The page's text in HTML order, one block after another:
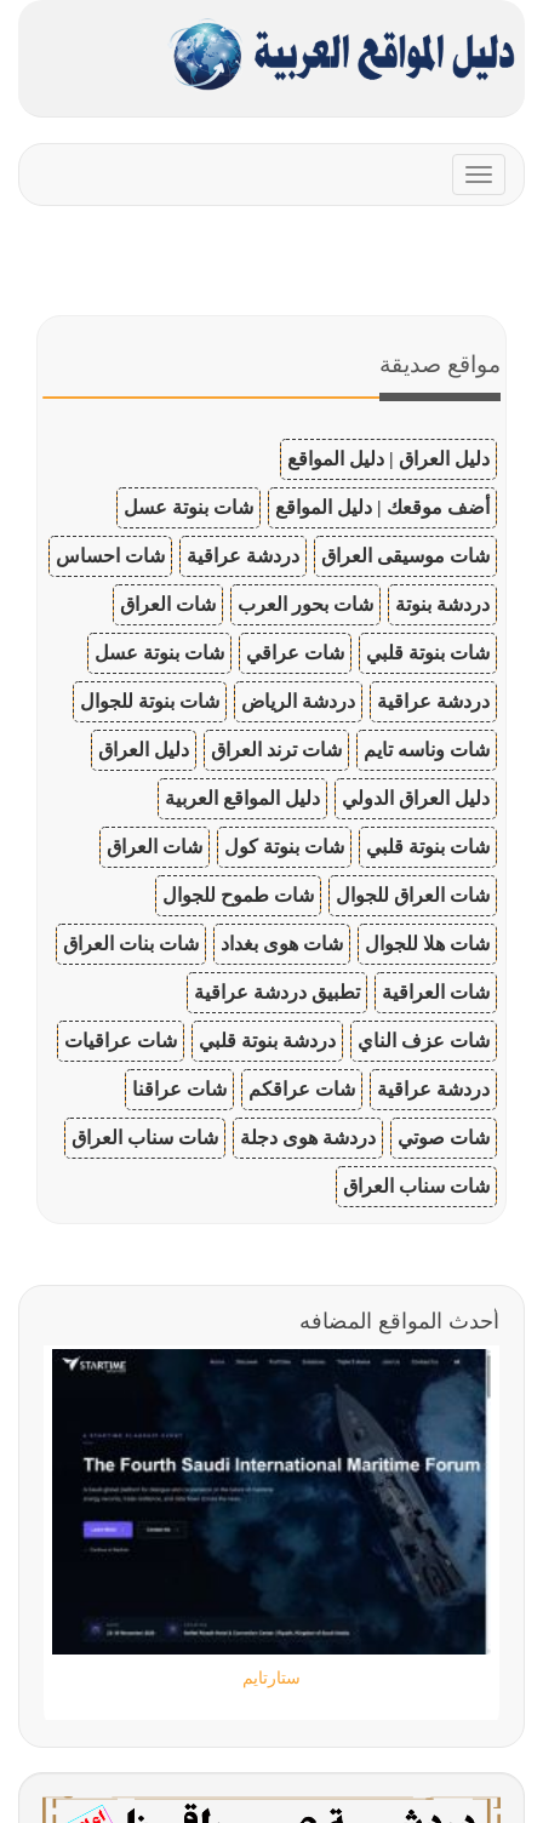
Toggle
navigation
مواقع صديقة
دليل العراق | دليل المواقع
أضف موقعك | دليل المواقع شات بنوتة عسل
شات موسيقى العراق دردشة عراقية شات احساس
دردشة بنوتة شات بحور العرب شات العراق
شات بنوتة قلبي شات عراقي شات بنوتة عسل
دردشة عراقية دردشة الرياض شات بنوتة للجوال
شات وناسه تايم شات ترند العراق دليل العراق
دليل العراق الدولي دليل المواقع العربية
شات بنوتة قلبي شات بنوتة كول شات العراق
شات العراق للجوال شات طموح للجوال
شات هلا للجوال شات هوى بغداد شات بنات العراق
شات العراقية تطبيق دردشة عراقية
شات عزف الناي دردشة بنوتة قلبي شات عراقيات
دردشة عراقية شات عراقكم شات عراقنا
شات صوتي دردشة هوى دجلة شات سناب العراق
شات سناب العراق
أحدث المواقع المضافه
ستارتايم